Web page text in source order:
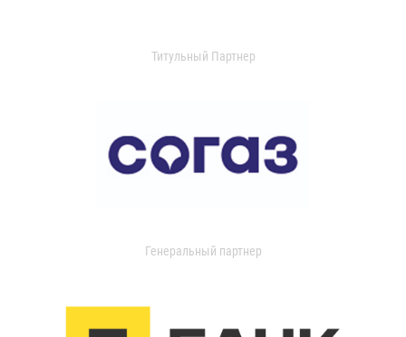
Титульный Партнер
Генеральный партнер